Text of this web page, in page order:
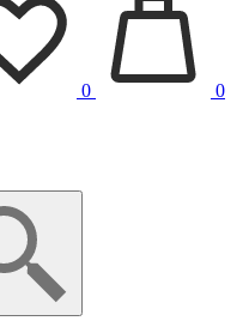
0 0